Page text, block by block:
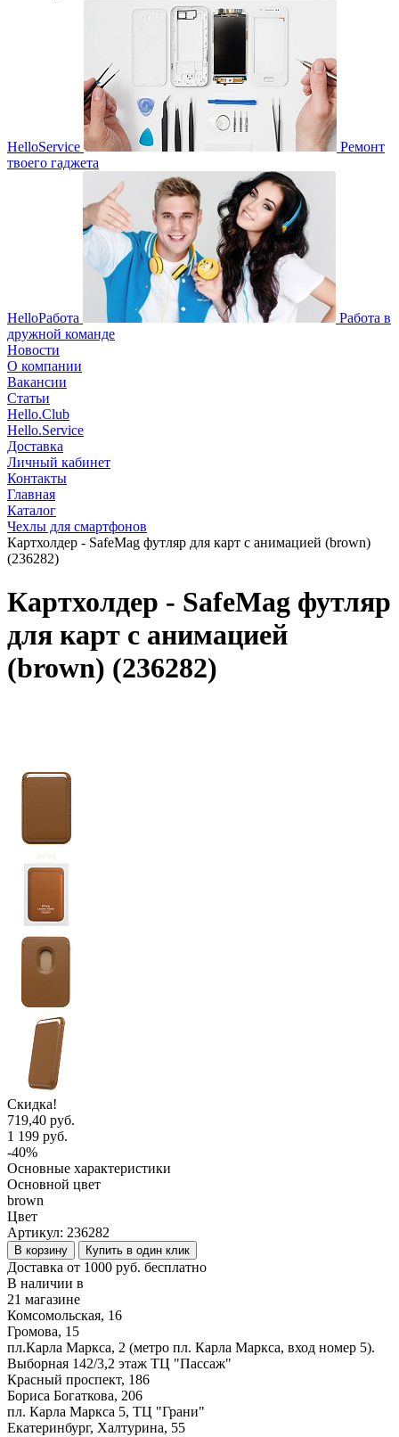
HelloService
Ремонт
твоего гаджета
HelloРабота
Работа в
дружной команде
Новости
О компании
Вакансии
Статьи
Hello.Club
Hello.Service
Доставка
Личный кабинет
Контакты
Главная
Каталог
Чехлы для смартфонов
Картхолдер - SafeMag футляр для карт с анимацией (brown)
(236282)
Картхолдер - SafeMag футляр
для карт с анимацией
(brown) (236282)
Скидка!
719,40 руб.
1 199 руб.
-40%
Основные характеристики
Основной цвет
brown
Цвет
Артикул: 236282
В корзину Купить в один клик
Доставка от 1000 руб. бесплатно
В наличии в
21 магазине
Комсомольская, 16
Громова, 15
пл.Карла Маркса, 2 (метро пл. Карла Маркса, вход номер 5).
Выборная 142/3,2 этаж ТЦ "Пассаж"
Красный проспект, 186
Бориса Богаткова, 206
пл. Карла Маркса 5, ТЦ "Грани"
Екатеринбург, Халтурина, 55